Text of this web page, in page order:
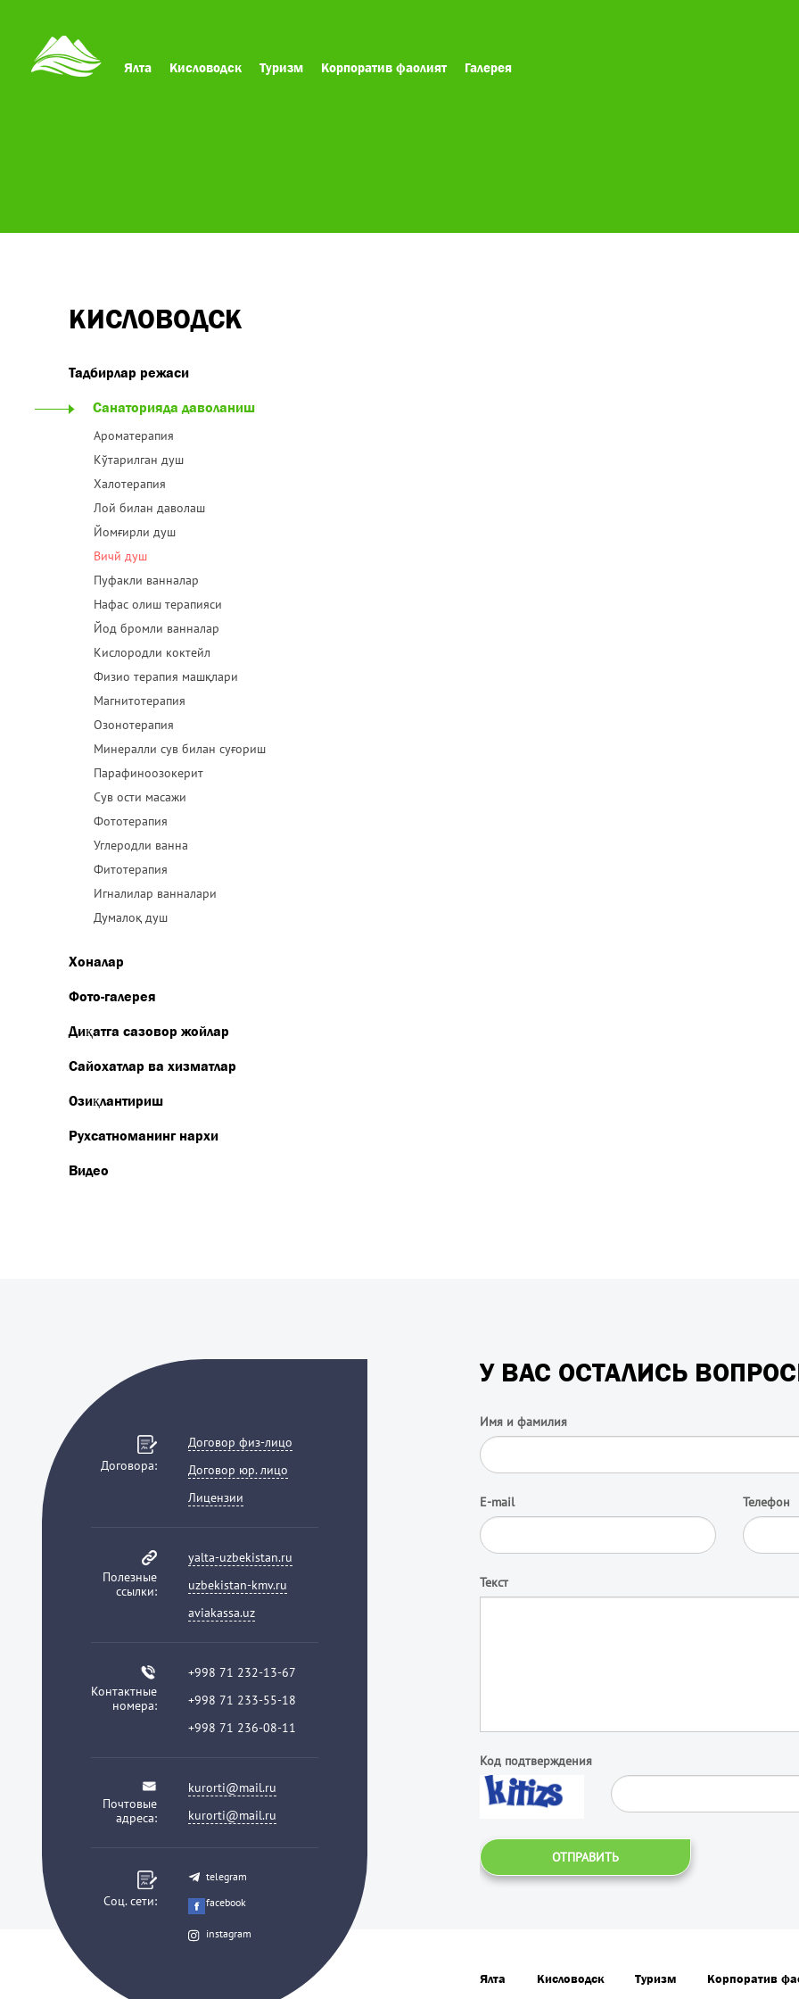
Ялта Кисловодск Туризм Корпоратив фаолият Галерея
КИСЛОВОДСК
Тадбирлар режаси
Санаторияда даволаниш
Ароматерапия
Кўтарилган душ
Халотерапия
Лой билан даволаш
Йомғирли душ
Вичй душ
Пуфакли ванналар
Нафас олиш терапияси
Йод бромли ванналар
Кислородли коктейл
Физио терапия машқлари
Магнитотерапия
Озонотерапия
Минералли сув билан суғориш
Парафиноозокерит
Сув ости масажи
Фототерапия
Углеродли ванна
Фитотерапия
Игналилар ванналари
Думалоқ душ
Хоналар
Фото-галерея
Диқатга сазовор жойлар
Сайохатлар ва хизматлар
Озиқлантириш
Рухсатноманинг нархи
Видео
Договора:
Договор физ-лицо
Договор юр. лицо
Лицензии
Полезные
ссылки:
yalta-uzbekistan.ru
uzbekistan-kmv.ru
aviakassa.uz
Контактные
номера:
+998 71 232-13-67
+998 71 233-55-18
+998 71 236-08-11
Почтовые
адреса:
kurorti@mail.ru
kurorti@mail.ru
Соц. сети:
telegram
facebook
instagram
У ВАС ОСТАЛИСЬ
Имя и фамилия
E-mail Телефон
Текст
Код подтверждения
ОТПРАВИТЬ
Ялта Кисловодск Туризм Корпоратив